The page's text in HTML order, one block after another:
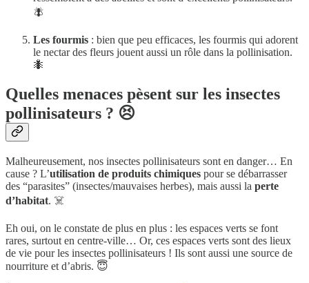
🪰
Les fourmis : bien que peu efficaces, les fourmis qui adorent
le nectar des fleurs jouent aussi un rôle dans la pollinisation.
🐜
Quelles menaces pèsent sur les insectes
pollinisateurs ? 😣
Malheureusement, nos insectes pollinisateurs sont en danger… En
cause ? L’utilisation de produits chimiques pour se débarrasser
des “parasites” (insectes/mauvaises herbes), mais aussi la perte
d’habitat. ☠️
Eh oui, on le constate de plus en plus : les espaces verts se font
rares, surtout en centre-ville… Or, ces espaces verts sont des lieux
de vie pour les insectes pollinisateurs ! Ils sont aussi une source de
nourriture et d’abris. 😇